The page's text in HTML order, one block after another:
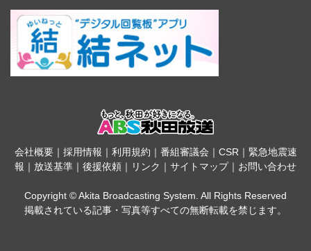
会社概要｜ 採用情報 ｜ 利用規約 ｜ 番組審議会 ｜ CSR｜ 緊急地震速
報 ｜ 放送基準 ｜ 後援依頼 ｜ リンク ｜ サイトマップ｜ お問い合わせ
Copyright © Akita Broadcasting System. All Rights Reserved
掲載されている記事・写真等すべての無断転載を禁じます。